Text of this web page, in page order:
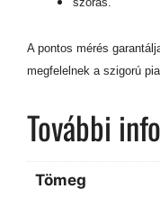
A pontos mérés
megfelelnek a szigorú
További
Tömeg